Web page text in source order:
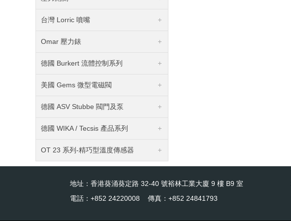
台灣 Lorric 噴嘴
Omar 壓力錶
德國 Burkert 流體控制系列
美國 Gems 微型電磁閥
德國 ASV Stubbe 閥門及泵
德國 WIKA / Tecsis 產品系列
OT 23 系列-精巧型溫度傳感器
地址：香港葵涌葵定路 32-40 號裕林工業大廈 9 樓 B9 室
電話：+852 24220008 傳真：+852 24841793